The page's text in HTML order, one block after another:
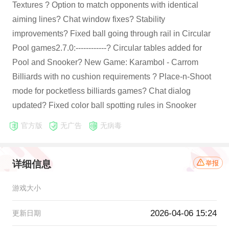
Textures ? Option to match opponents with identical
aiming lines? Chat window fixes? Stability
improvements? Fixed ball going through rail in Circular
Pool games2.7.0:------------? Circular tables added for
Pool and Snooker? New Game: Karambol - Carrom
Billiards with no cushion requirements ? Place-n-Shoot
mode for pocketless billiards games? Chat dialog
updated? Fixed color ball spotting rules in Snooker
官方版 无广告 无病毒
详细信息 举报
游戏大小
更新日期 2026-04-06 15:24